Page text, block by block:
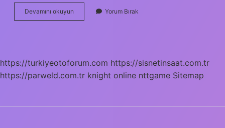
Devamını okuyun
Arıkan
Yorum Bırak
https://turkiyeotoforum.com https://sisnetinsaat.com.tr
https://parweld.com.tr knight online nttgame Sitemap